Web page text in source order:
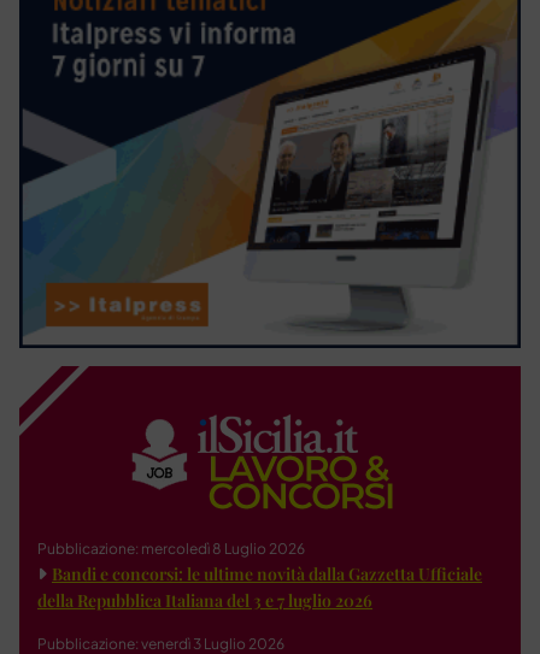
Pubblicazione: mercoledì 8 Luglio 2026
Bandi e concorsi: le ultime novità dalla Gazzetta Ufficiale
della Repubblica Italiana del 3 e 7 luglio 2026
Pubblicazione: venerdì 3 Luglio 2026